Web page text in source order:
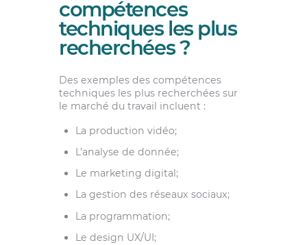
compétences
techniques les plus
recherchées ?
Des exemples des compétences
techniques les plus recherchées sur
le marché du travail incluent :
La production vidéo;
L’analyse de donnée;
Le marketing digital;
La gestion des réseaux sociaux;
La programmation;
Le design UX/UI;